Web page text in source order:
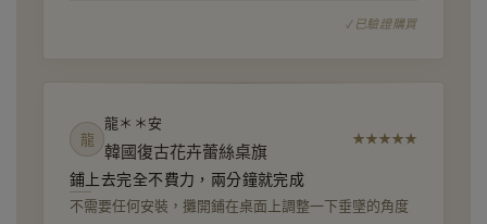
已驗證購買
龍
龍＊＊安
韓國復古花卉蕾絲桌旗
★★★★★
鋪上去完全不費力，兩分鐘就完成
不需要任何安裝，攤開鋪在桌面上調整一下垂墜的角度